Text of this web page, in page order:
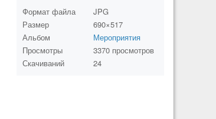
Формат файла
JPG
Размер
690×517
Альбом
Мероприятия
Просмотры
3370 просмотров
Скачиваний
24